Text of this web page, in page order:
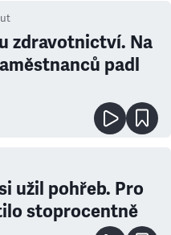
zdravotnictví. Na
padl
užil pohřeb. Pro
stoprocentně